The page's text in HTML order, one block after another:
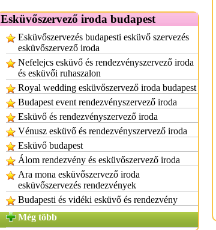
Esküvőszervező iroda budapest
Esküvőszervezés budapesti esküvő szervezés
esküvőszervező iroda
Nefelejcs esküvő és rendezvényszervező iroda
és esküvői ruhaszalon
Royal wedding esküvőszervező iroda budapest
Budapest event rendezvényszervező iroda
Esküvő és rendezvényszervező iroda
Vénusz esküvő és rendezvényszervező iroda
Esküvő budapest
Álom rendezvény és esküvőszervező iroda
Ara mona esküvőszervező iroda
esküvőszervezés rendezvények
Budapesti és vidéki esküvő és rendezvény
Még több